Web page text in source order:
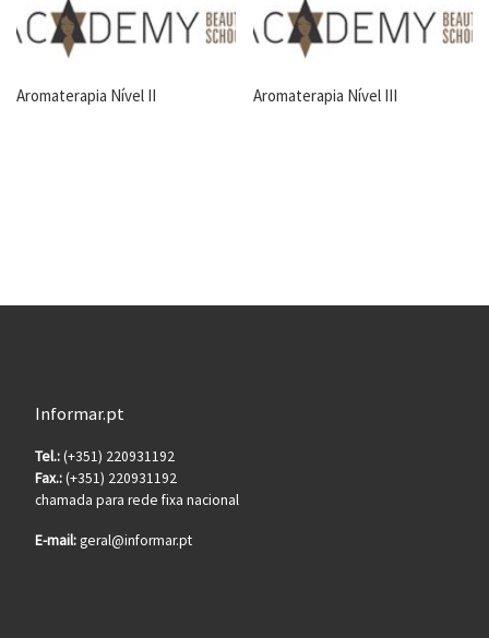
Aromaterapia Nível II Aromaterapia Nível III
Informar.pt
Tel.:(+351) 220931192
Fax.:(+351) 220931192
chamada para rede fixa nacional
E-mail:geral@informar.pt